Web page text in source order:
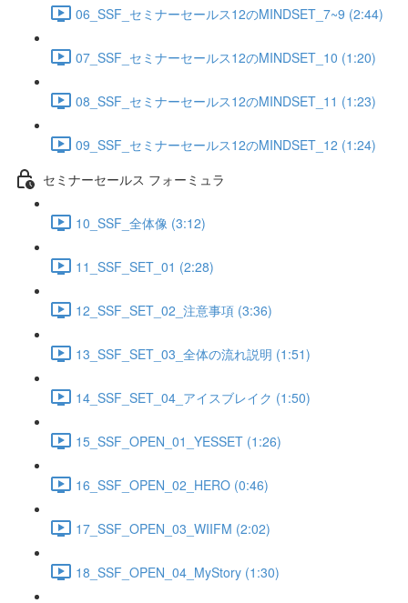
06_SSF_セミナーセールス12のMINDSET_7~9 (2:44)
07_SSF_セミナーセールス12のMINDSET_10 (1:20)
08_SSF_セミナーセールス12のMINDSET_11 (1:23)
09_SSF_セミナーセールス12のMINDSET_12 (1:24)
セミナーセールス フォーミュラ
10_SSF_全体像 (3:12)
11_SSF_SET_01 (2:28)
12_SSF_SET_02_注意事項 (3:36)
13_SSF_SET_03_全体の流れ説明 (1:51)
14_SSF_SET_04_アイスブレイク (1:50)
15_SSF_OPEN_01_YESSET (1:26)
16_SSF_OPEN_02_HERO (0:46)
17_SSF_OPEN_03_WIIFM (2:02)
18_SSF_OPEN_04_MyStory (1:30)